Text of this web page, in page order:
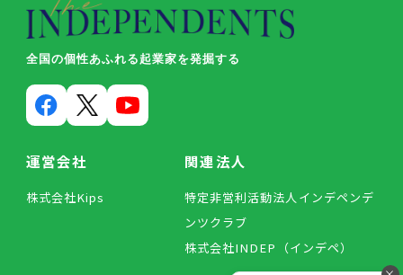
全国の個性あふれる起業家を発掘する
運営会社
株式会社Kips
関連法人
特定非営利活動法人インデペンデ
ンツクラブ
株式会社INDEP（インデペ）